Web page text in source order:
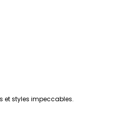
et styles impeccables.